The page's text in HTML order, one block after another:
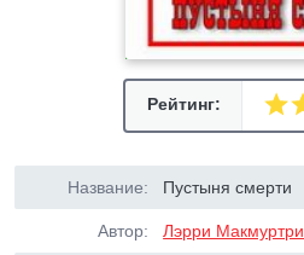
Рейтинг:
Название: Пустыня смерти
Автор: Лэрри Макмуртри